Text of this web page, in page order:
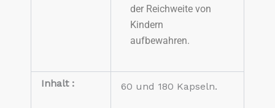
der Reichweite von
Kindern
aufbewahren.
Inhalt : 60 und 180 Kapseln.